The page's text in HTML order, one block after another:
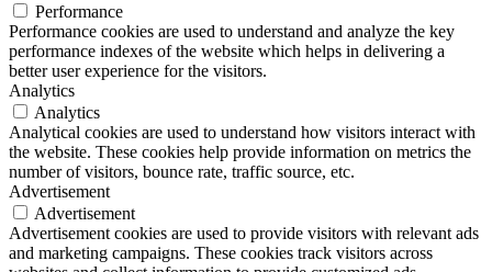
Performance
Performance cookies are used to understand and analyze the key
performance indexes of the website which helps in delivering a
better user experience for the visitors.
Analytics
Analytics
Analytical cookies are used to understand how visitors interact with
the website. These cookies help provide information on metrics the
number of visitors, bounce rate, traffic source, etc.
Advertisement
Advertisement
Advertisement cookies are used to provide visitors with relevant ads
and marketing campaigns. These cookies track visitors across